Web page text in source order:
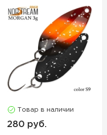
Товар в наличии
280 руб.